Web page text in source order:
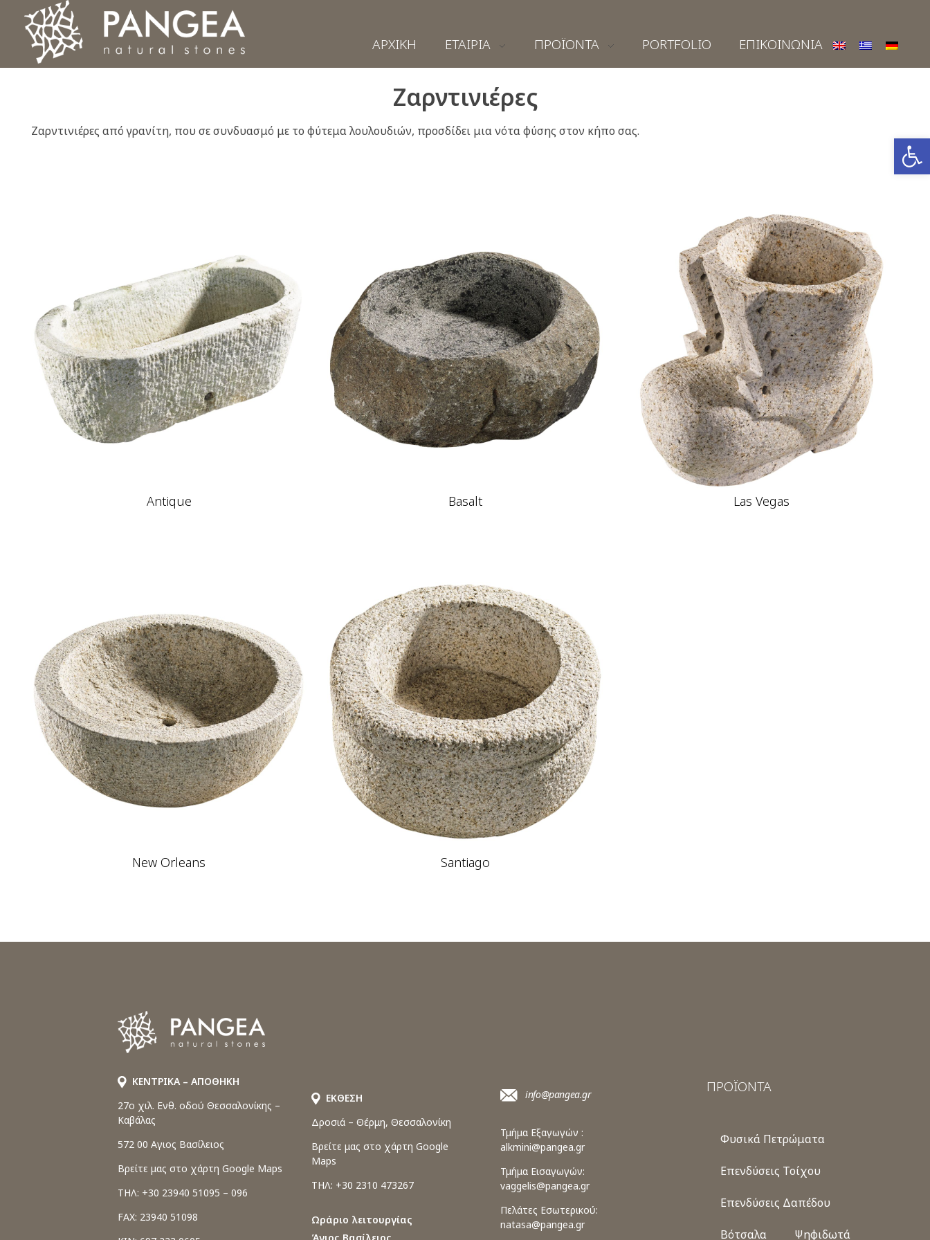
Φυσικά Πετρώματα PANGEA
Ο υπέροχος κόσμος της Φυσικής Πέτρας
ΑΡΧΙΚΗ ΕΤΑΙΡΙΑ ΠΡΟΪΟΝΤΑ PORTFOLIO ΕΠΙΚΟΙΝΩΝΙΑ
Ζαρντινιέρες
Ζαρντινιέρες από γρανίτη, που σε συνδυασμό με το φύτεμα λουλουδιών, προσδίδει μια νότα φύσης στον κήπο σας.
Antique Basalt Las Vegas
New Orleans Santiago
ΚΕΝΤΡΙΚΑ – ΑΠΟΘΗΚΗ
27o χιλ. Ενθ. οδού Θεσσαλονίκης –
Καβάλας
572 00 Αγιος Βασίλειος
Βρείτε μας στο χάρτη Google Maps
ΤΗΛ: +30 23940 51095 – 096
FAX: 23940 51098
ΕΚΘΕΣΗ
Δροσιά – Θέρμη, Θεσσαλονίκη
Βρείτε μας στο χάρτη Google
Maps
ΤΗΛ: +30 2310 473267
Ωράριο λειτουργίας
info@pangea.gr
Τμήμα Εξαγωγών :
alkmini@pangea.gr
Τμήμα Εισαγωγών:
vaggelis@pangea.gr
Πελάτες Εσωτερικού:
natasa@pangea.gr
ΠΡΟΪΟΝΤΑ
Φυσικά Πετρώματα
Επενδύσεις Τοίχου
Επενδύσεις Δαπέδου
Βότσαλα Ψηφιδωτά